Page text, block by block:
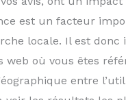
est un facteur
locale. Il est donc
web où vous êtes
entre